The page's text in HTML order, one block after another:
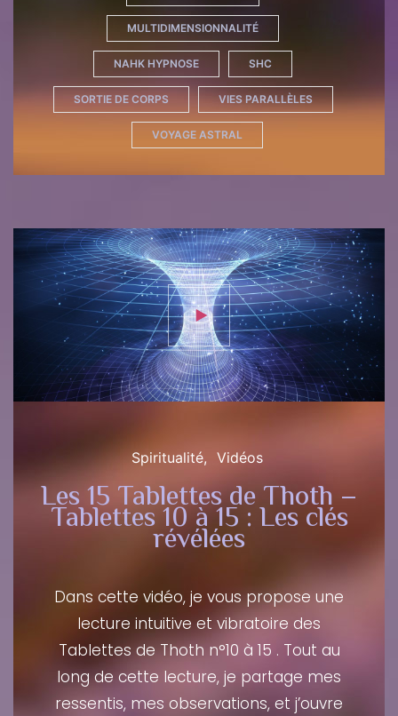
MULTIDIMENSIONNALITÉ
NAHK HYPNOSE SHC
SORTIE DE CORPS VIES PARALLÈLES
VOYAGE ASTRAL
Spiritualité Vidéos
Les 15 Tablettes de Thoth –
Tablettes 10 à 15 : Les clés
révélées
Dans cette vidéo, je vous propose une
lecture intuitive et vibratoire des
Tablettes de Thoth n°10 à 15 . Tout au
long de cette lecture, je partage mes
ressentis, mes observations, et j’ouvre